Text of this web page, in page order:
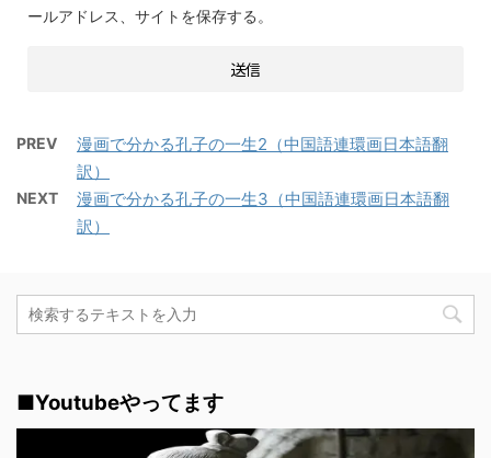
ールアドレス、サイトを保存する。
PREV
漫画で分かる孔子の一生2（中国語連環画日本語翻
訳）
NEXT
漫画で分かる孔子の一生3（中国語連環画日本語翻
訳）
■Youtubeやってます